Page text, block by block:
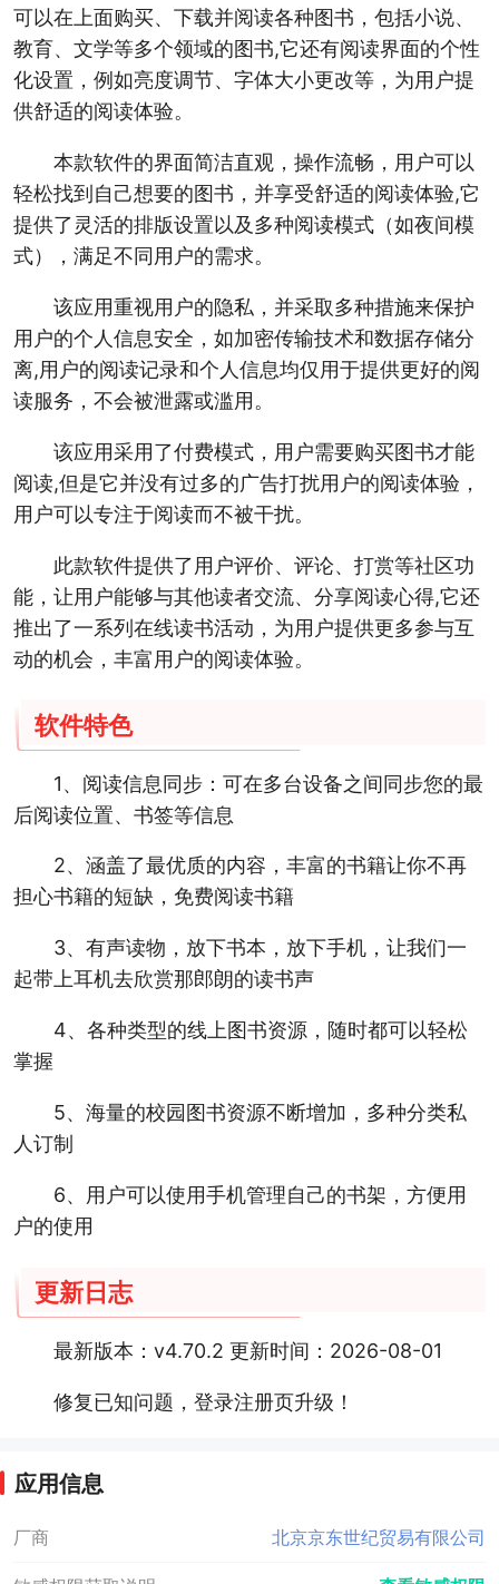
可以在上面购买、下载并阅读各种图书，包括小说、
教育、文学等多个领域的图书,它还有阅读界面的个性
化设置，例如亮度调节、字体大小更改等，为用户提
供舒适的阅读体验。
本款软件的界面简洁直观，操作流畅，用户可以
轻松找到自己想要的图书，并享受舒适的阅读体验,它
提供了灵活的排版设置以及多种阅读模式（如夜间模
式），满足不同用户的需求。
该应用重视用户的隐私，并采取多种措施来保护
用户的个人信息安全，如加密传输技术和数据存储分
离,用户的阅读记录和个人信息均仅用于提供更好的阅
读服务，不会被泄露或滥用。
该应用采用了付费模式，用户需要购买图书才能
阅读,但是它并没有过多的广告打扰用户的阅读体验，
用户可以专注于阅读而不被干扰。
此款软件提供了用户评价、评论、打赏等社区功
能，让用户能够与其他读者交流、分享阅读心得,它还
推出了一系列在线读书活动，为用户提供更多参与互
动的机会，丰富用户的阅读体验。
软件特色
1、阅读信息同步：可在多台设备之间同步您的最
后阅读位置、书签等信息
2、涵盖了最优质的内容，丰富的书籍让你不再
担心书籍的短缺，免费阅读书籍
3、有声读物，放下书本，放下手机，让我们一
起带上耳机去欣赏那郎朗的读书声
4、各种类型的线上图书资源，随时都可以轻松
掌握
5、海量的校园图书资源不断增加，多种分类私
人订制
6、用户可以使用手机管理自己的书架，方便用
户的使用
更新日志
最新版本：v4.70.2 更新时间：2026-08-01
修复已知问题，登录注册页升级！
应用信息
厂商 北京京东世纪贸易有限公司